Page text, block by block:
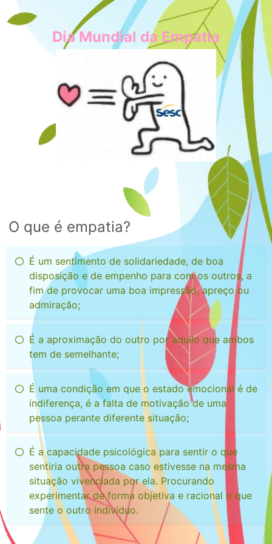
Dia Mundial da Empatia
O que é empatia?
É um sentimento de solidariedade, de boa
disposição e de empenho para com os outros, a
fim de provocar uma boa impressão, apreço ou
admiração;
É a aproximação do outro por aquilo que ambos
tem de semelhante;
É uma condição em que o estado emocional é de
indiferença, é a falta de motivação de uma
pessoa perante diferente situação;
É a capacidade psicológica para sentir o que
sentiria outra pessoa caso estivesse na mesma
situação vivenciada por ela. Procurando
experimentar de forma objetiva e racional o que
sente o outro indivíduo.